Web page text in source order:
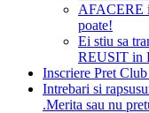
AFACERE
poate!
Ei stiu sa
REUSIT in
Inscriere Pret
Intrebari si
.Merita sau nu